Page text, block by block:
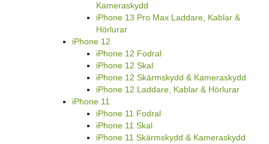
Kameraskydd
iPhone 13 Pro Max Laddare, Kablar &
Hörlurar
iPhone 12
iPhone 12 Fodral
iPhone 12 Skal
iPhone 12 Skärmskydd & Kameraskydd
iPhone 12 Laddare, Kablar & Hörlurar
iPhone 11
iPhone 11 Fodral
iPhone 11 Skal
iPhone 11 Skärmskydd & Kameraskydd